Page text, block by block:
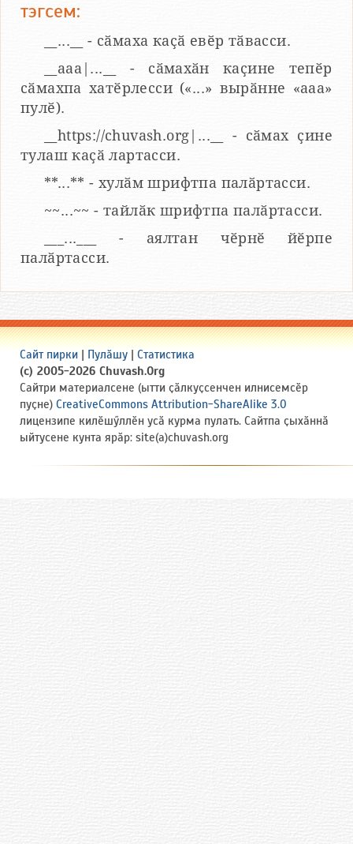
тэгсем:
__...__ - сӑмаха каҫӑ евӗр тӑвасси.
__aaa|...__ - сӑмахӑн каҫине тепӗр
сӑмахпа хатӗрлесси («...» вырӑнне «ааа»
пулӗ).
__https://chuvash.org|...__ - сӑмах ҫине
тулаш каҫӑ лартасси.
**...** - хулӑм шрифтпа палӑртасси.
~~...~~ - тайлӑк шрифтпа палӑртасси.
___...___ - аялтан чӗрнӗ йӗрпе
палӑртасси.
Сайт пирки | Пулӑшу | Статистика
(c) 2005-2026 Chuvash.Org
Сайтри материалсене (ытти ҫӑлкуҫсенчен илнисемсӗр
пуҫне) CreativeCommons Attribution-ShareAlike 3.0
лицензипе килӗшӳллӗн усӑ курма пулать. Сайтпа ҫыхӑннӑ
ыйтусене кунта ярӑр: site(a)chuvash.org